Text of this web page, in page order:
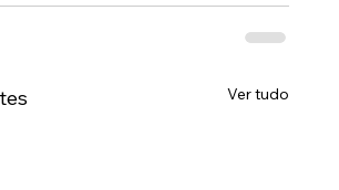
Ver tudo